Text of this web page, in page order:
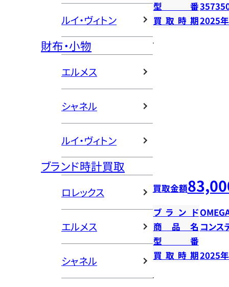
ルイ・ヴィトン
財布・小物
エルメス
シャネル
ルイ・ヴィトン
ブランド時計買取
ロレックス
エルメス
シャネル
型番
買取時期2025
買取金額
ブランド
商品名 コン
型番
買取時期2025